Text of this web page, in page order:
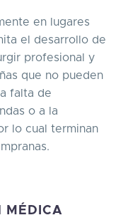
en lugares
el desarrollo de
profesional y
que no pueden
falta de
o a la
lo cual terminan
MÉDICA